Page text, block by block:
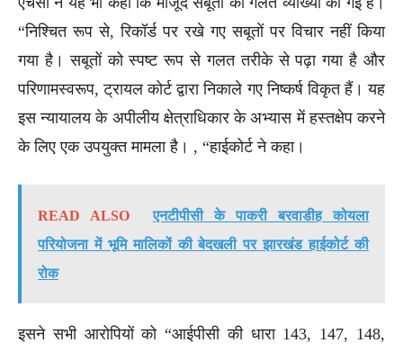
“निश्चित रूप से, रिकॉर्ड पर रखे गए सबूतों पर विचार नहीं किया
गया है। सबूतों को स्पष्ट रूप से गलत तरीके से पढ़ा गया है और
परिणामस्वरूप, ट्रायल कोर्ट द्वारा निकाले गए निष्कर्ष विकृत हैं। यह
इस न्यायालय के अपीलीय क्षेत्राधिकार के अभ्यास में हस्तक्षेप करने
के लिए एक उपयुक्त मामला है। , “हाईकोर्ट ने कहा।
READ ALSO
एनटीपीसी के पाकरी बरवाडीह कोयला
परियोजना में भूमि मालिकों की बेदखली पर झारखंड हाईकोर्ट की
रोक
इसने सभी आरोपियों को “आईपीसी की धारा 143, 147, 148,